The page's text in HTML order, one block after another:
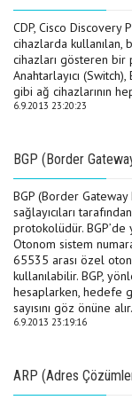
CDP, Cisco Discovery
cihazlarda kullanılan,
cihazları gösteren bir
Anahtarlayıcı
gibi ağ cihazlarının
6.9.2013 23:20:23
BGP (Border
BGP (Border
sağlayıcıları
protokolüdür.
Otonom sistem
65535 arası özel
kullanılabilir. BGP,
hesaplarken, hedefe
sayısını göz önüne alır.
6.9.2013 23:19:16
ARP (Adres